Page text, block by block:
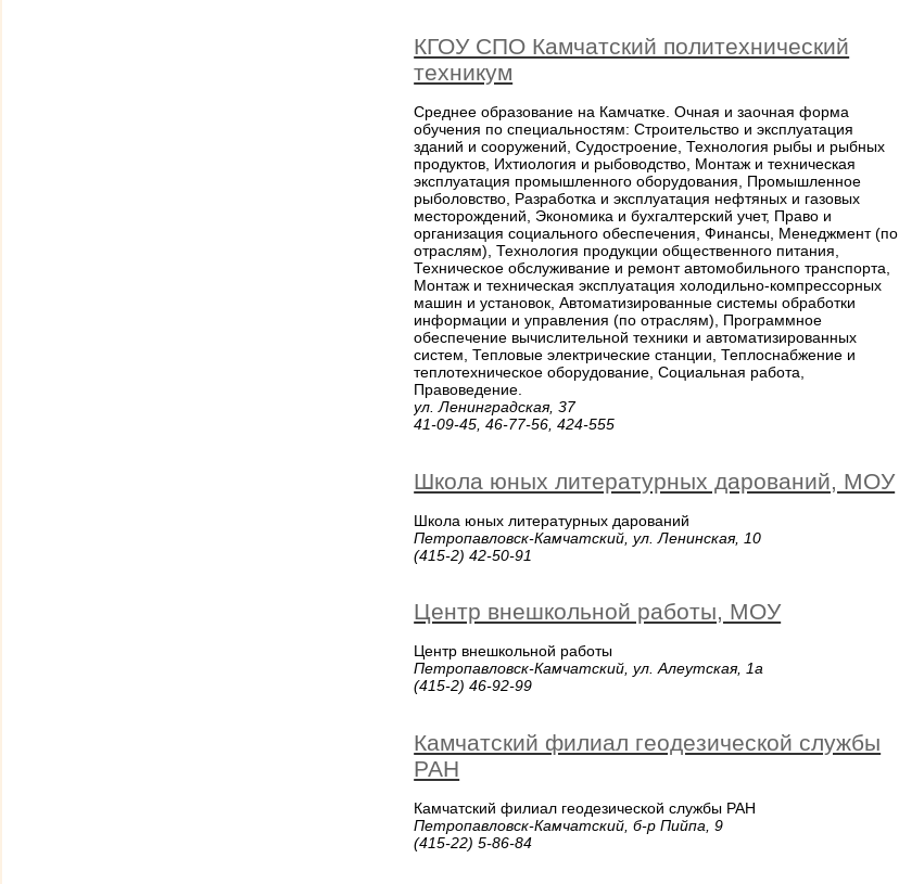
КГОУ СПО Камчатский политехнический
техникум
Среднее образование на Камчатке. Очная и заочная форма
обучения по специальностям: Строительство и эксплуатация
зданий и сооружений, Судостроение, Технология рыбы и рыбных
продуктов, Ихтиология и рыбоводство, Монтаж и техническая
эксплуатация промышленного оборудования, Промышленное
рыболовство, Разработка и эксплуатация нефтяных и газовых
месторождений, Экономика и бухгалтерский учет, Право и
организация социального обеспечения, Финансы, Менеджмент (по
отраслям), Технология продукции общественного питания,
Техническое обслуживание и ремонт автомобильного транспорта,
Монтаж и техническая эксплуатация холодильно-компрессорных
машин и установок, Автоматизированные системы обработки
информации и управления (по отраслям), Программное
обеспечение вычислительной техники и автоматизированных
систем, Тепловые электрические станции, Теплоснабжение и
теплотехническое оборудование, Социальная работа,
Правоведение.
ул. Ленинградская, 37
41-09-45, 46-77-56, 424-555
Школа юных литературных дарований, МОУ
Школа юных литературных дарований
Петропавловск-Камчатский, ул. Ленинская, 10
(415-2) 42-50-91
Центр внешкольной работы, МОУ
Центр внешкольной работы
Петропавловск-Камчатский, ул. Алеутская, 1а
(415-2) 46-92-99
Камчатский филиал геодезической службы
РАН
Камчатский филиал геодезической службы РАН
Петропавловск-Камчатский, б-р Пийпа, 9
(415-22) 5-86-84